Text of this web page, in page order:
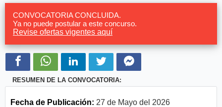
CONVOCATORIA CONCLUIDA.
Ya no puede postular a este concurso.
Revise ofertas vigentes aquí
RESUMEN DE LA CONVOCATORIA:
Fecha de Publicación: 27 de Mayo del 2026